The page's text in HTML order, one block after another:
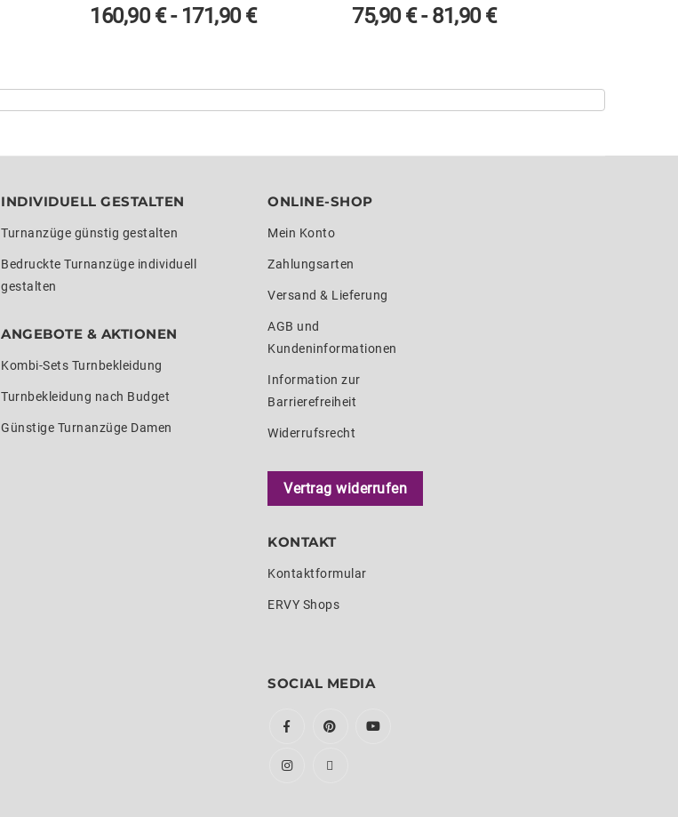
160,90€- 171,90€ 75,90€-81,90€
INDIVIDUELL GESTALTEN
Turnanzüge günstig gestalten
Bedruckte Turnanzüge individuell
gestalten
ANGEBOTE & AKTIONEN
Kombi-Sets Turnbekleidung
Turnbekleidung nach Budget
Günstige Turnanzüge Damen
ONLINE-SHOP
Mein Konto
Zahlungsarten
Versand & Lieferung
AGB und
Kundeninformationen
Information zur
Barrierefreiheit
Widerrufsrecht
Vertrag widerrufen
KONTAKT
Kontaktformular
ERVY Shops
SOCIAL MEDIA